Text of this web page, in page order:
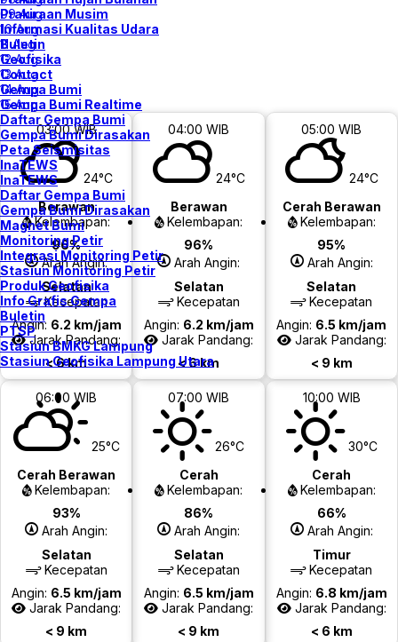
Prakiraan Musim
Informasi Kualitas Udara
Buletin
Geofisika
Contact
Gempa Bumi
Gempa Bumi Realtime
Daftar Gempa Bumi
Gempa Bumi Dirasakan
Peta Seismisitas
InaTEWS
InaTEWS
Daftar Gempa Bumi
Gempa Bumi Dirasakan
Magnet Bumi
Monitoring Petir
Integrasi Monitoring Petir
Stasiun Monitoring Petir
Produk Geofisika
Info Grafis Gempa
Buletin
PTSP
Stasiun BMKG Lampung
Stasiun Geofisika Lampung Utara
09 Aug
10 Aug
11 Aug
12 Aug
13 Aug
14 Aug
15 Aug
03:00 WIB
24°C
Berawan
Kelembapan:
96%
Arah Angin:
Selatan
Kecepatan
Angin: 6.2 km/jam
Jarak Pandang:
< 6 km
04:00 WIB
24°C
Berawan
Kelembapan:
96%
Arah Angin:
Selatan
Kecepatan
Angin: 6.2 km/jam
Jarak Pandang:
< 6 km
05:00 WIB
24°C
Cerah Berawan
Kelembapan:
95%
Arah Angin:
Selatan
Kecepatan
Angin: 6.5 km/jam
Jarak Pandang:
< 9 km
06:00 WIB
25°C
Cerah Berawan
Kelembapan:
93%
Arah Angin:
Selatan
Kecepatan
Angin: 6.5 km/jam
Jarak Pandang:
< 9 km
07:00 WIB
26°C
Cerah
Kelembapan:
86%
Arah Angin:
Selatan
Kecepatan
Angin: 6.5 km/jam
Jarak Pandang:
< 9 km
10:00 WIB
30°C
Cerah
Kelembapan:
66%
Arah Angin:
Timur
Kecepatan
Angin: 6.8 km/jam
Jarak Pandang:
< 6 km